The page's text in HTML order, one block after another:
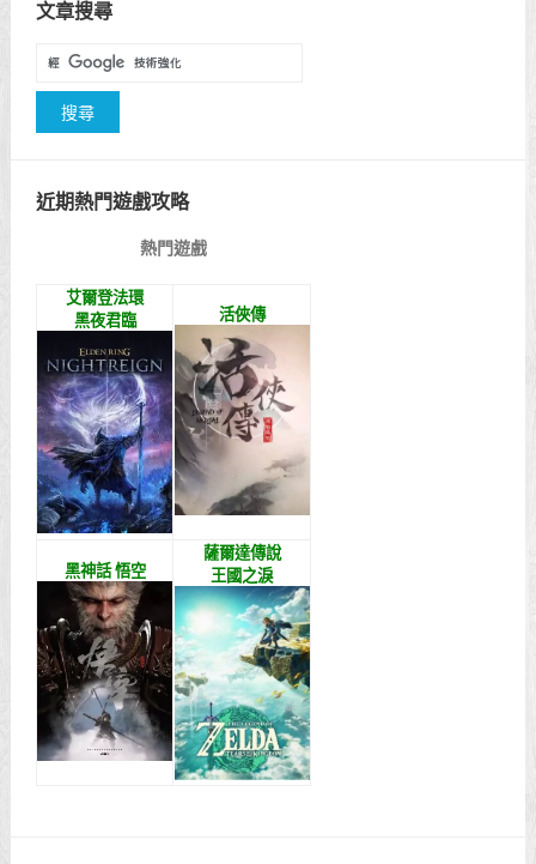
文章搜尋
近期熱門遊戲攻略
熱門遊戲
艾爾登法環
黑夜君臨
活俠傳
黑神話 悟空
薩爾達傳說
王國之淚